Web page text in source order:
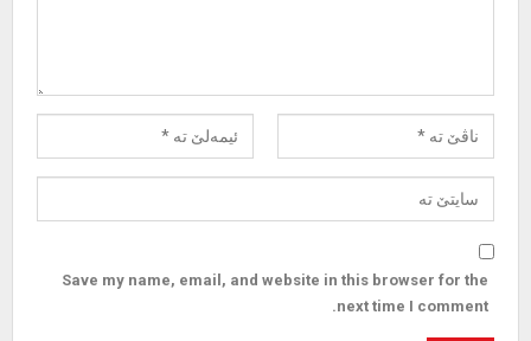
Save my name, email, and website in this browser for the
next time I comment.